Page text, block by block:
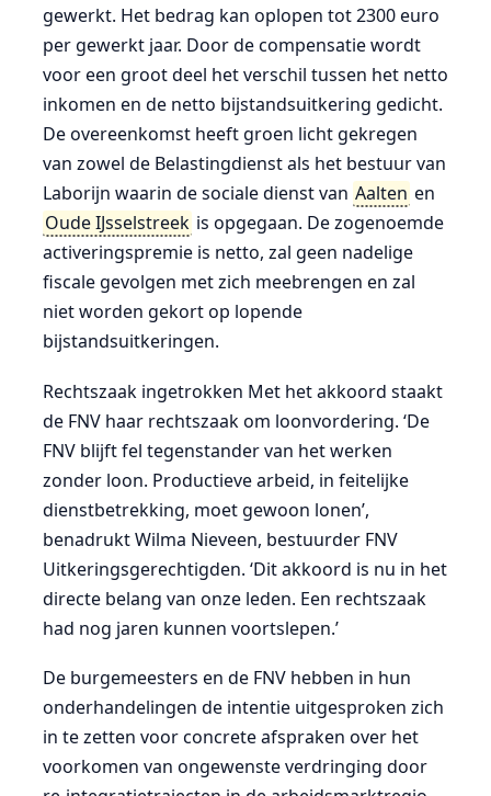
gewerkt. Het bedrag kan oplopen tot 2300 euro
per gewerkt jaar. Door de compensatie wordt
voor een groot deel het verschil tussen het netto
inkomen en de netto bijstandsuitkering gedicht.
De overeenkomst heeft groen licht gekregen
van zowel de Belastingdienst als het bestuur van
Laborijn waarin de sociale dienst van Aalten en
Oude IJsselstreek is opgegaan. De zogenoemde
activeringspremie is netto, zal geen nadelige
fiscale gevolgen met zich meebrengen en zal
niet worden gekort op lopende
bijstandsuitkeringen.
Rechtszaak ingetrokken Met het akkoord staakt
de FNV haar rechtszaak om loonvordering. ‘De
FNV blijft fel tegenstander van het werken
zonder loon. Productieve arbeid, in feitelijke
dienstbetrekking, moet gewoon lonen’,
benadrukt Wilma Nieveen, bestuurder FNV
Uitkeringsgerechtigden. ‘Dit akkoord is nu in het
directe belang van onze leden. Een rechtszaak
had nog jaren kunnen voortslepen.’
De burgemeesters en de FNV hebben in hun
onderhandelingen de intentie uitgesproken zich
in te zetten voor concrete afspraken over het
voorkomen van ongewenste verdringing door